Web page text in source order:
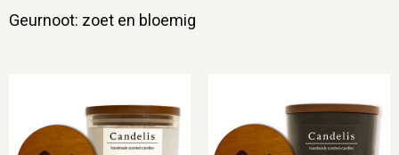
Geurnoot: zoet en bloemig